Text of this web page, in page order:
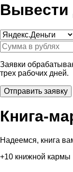
Вывести
Заявки
трех рабочих дней.
Книга-
Надеемся, книга
+10 книжной кармы